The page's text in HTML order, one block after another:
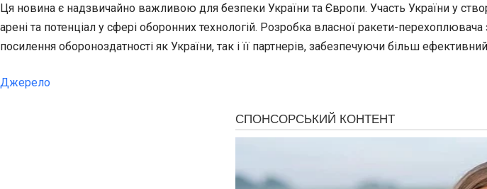
Ця новина є надзвичайно важливою для безпеки України та Європи. Участь України у
арені та потенціал у сфері оборонних технологій. Розробка власної ракети-
посилення обороноздатності як України, так і її партнерів, забезпечуючи більш
Джерело